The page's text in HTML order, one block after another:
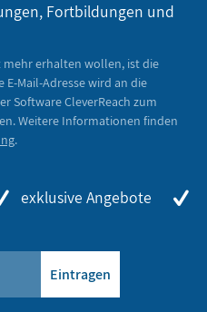
Fortbildungen und
mehr erhalten wollen, ist die
Mail-Adresse wird an die
Software CleverReach zum
Weitere Informationen finden
.
exklusive Angebote
Eintragen